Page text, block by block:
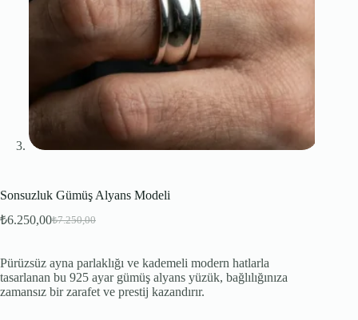
Sonsuzluk Gümüş Alyans Modeli
₺7.250,00
Orijinal
₺7.250,00.
₺6.250,00Şu
₺6.250,00.
Pürüzsüz ayna parlaklığı ve kademeli modern hatlarla
tasarlanan bu 925 ayar gümüş alyans yüzük, bağlılığınıza
zamansız bir zarafet ve prestij kazandırır.